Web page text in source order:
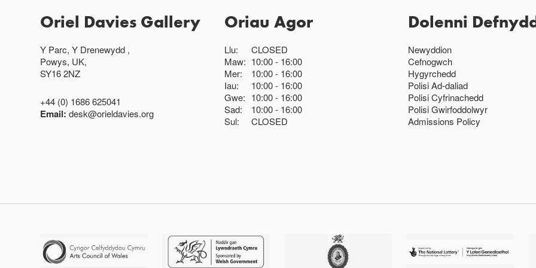
Oriel Davies Gallery
Y Parc, Y Drenewydd ,
Powys, UK,
SY16 2NZ
+44 (0) 1686 625041
Email:desk@orieldavies.org
Oriau Agor
Llu:
CLOSED
Maw: 10:00
16:00
Mer:
10:00
16:00
Iau:
10:00
16:00
Gwe: 10:00
16:00
Sad:
10:00
16:00
Sul:
CLOSED
Dolenni
Newyddion
Cefnogwch
Hygyrchedd
Polisi Ad-daliad
Polisi Cyfrinachedd
Polisi Gwirfoddolwyr
Admissions Policy